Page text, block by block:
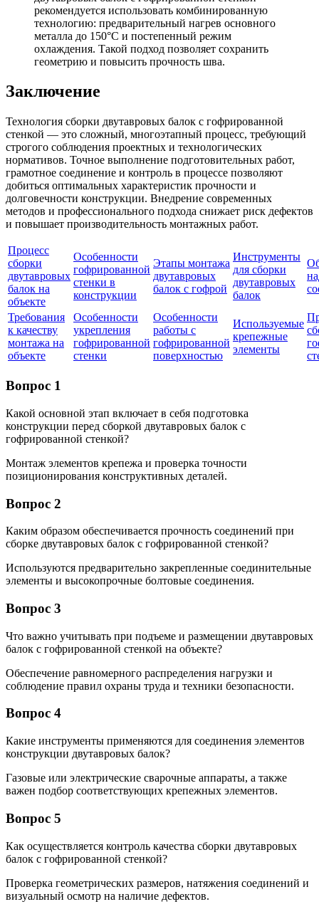
рекомендуется использовать комбинированную
технологию: предварительный нагрев основного
металла до 150°C и постепенный режим
охлаждения. Такой подход позволяет сохранить
геометрию и повысить прочность шва.
Заключение
Технология сборки двутавровых балок с гофрированной
стенкой — это сложный, многоэтапный процесс, требующий
строгого соблюдения проектных и технологических
нормативов. Точное выполнение подготовительных работ,
грамотное соединение и контроль в процессе позволяют
добиться оптимальных характеристик прочности и
долговечности конструкции. Внедрение современных
методов и профессионального подхода снижает риск дефектов
и повышает производительность монтажных работ.
Процесс
сборки
двутавровых
балок на
объекте
Особенности
гофрированной
стенки в
конструкции
Этапы монтажа
двутавровых
балок с гофрой
Инструменты
для сборки
двутавровых
балок
Требования
к качеству
монтажа на
объекте
Особенности
укрепления
гофрированной
стенки
Особенности
работы с
гофрированной
поверхностью
Используемые
крепежные
элементы
Вопрос 1
Какой основной этап включает в себя подготовка
конструкции перед сборкой двутавровых балок с
гофрированной стенкой?
Монтаж элементов крепежа и проверка точности
позиционирования конструктивных деталей.
Вопрос 2
Каким образом обеспечивается прочность соединений при
сборке двутавровых балок с гофрированной стенкой?
Используются предварительно закрепленные соединительные
элементы и высокопрочные болтовые соединения.
Вопрос 3
Что важно учитывать при подъеме и размещении двутавровых
балок с гофрированной стенкой на объекте?
Обеспечение равномерного распределения нагрузки и
соблюдение правил охраны труда и техники безопасности.
Вопрос 4
Какие инструменты применяются для соединения элементов
конструкции двутавровых балок?
Газовые или электрические сварочные аппараты, а также
важен подбор соответствующих крепежных элементов.
Вопрос 5
Как осуществляется контроль качества сборки двутавровых
балок с гофрированной стенкой?
Проверка геометрических размеров, натяжения соединений и
визуальный осмотр на наличие дефектов.